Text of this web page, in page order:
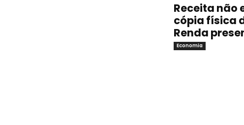
Receita não
cópia física
Renda
Economia